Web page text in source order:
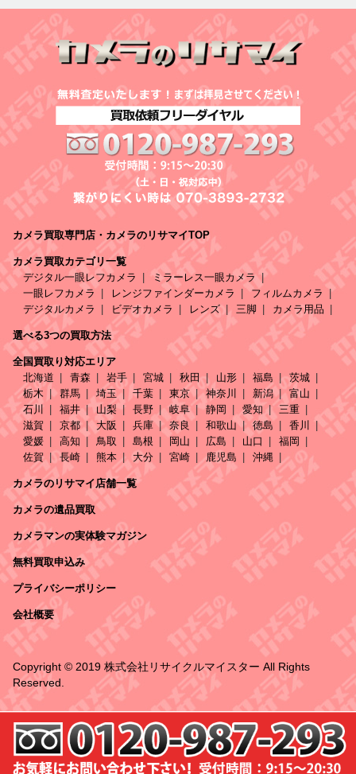
カメラ買取専門店・カメラのリサマイTOP
カメラ買取カテゴリ一覧
デジタル一眼レフカメラ
ミラーレス一眼カメラ
一眼レフカメラ
レンジファインダーカメラ
フィルムカメラ
デジタルカメラ
ビデオカメラ レンズ 三脚 カメラ用品
選べる3つの買取方法
全国買取り対応エリア
北海道
青森 岩手 宮城 秋田 山形 福島
茨城
栃木
群馬 埼玉 千葉 東京 神奈川 新潟
富山
石川
福井 山梨 長野 岐阜 静岡 愛知
三重
滋賀
京都 大阪 兵庫 奈良 和歌山 徳島
香川
愛媛
高知 鳥取 島根 岡山 広島 山口
福岡
佐賀
長崎 熊本 大分 宮崎 鹿児島 沖縄
カメラのリサマイ店舗一覧
カメラの遺品買取
カメラマンの実体験マガジン
無料買取申込み
プライバシーポリシー
会社概要
Copyright © 2019 株式会社リサイクルマイスター All Rights
Reserved.